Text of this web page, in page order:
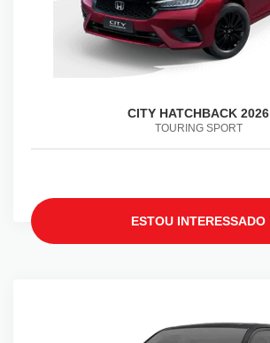
CITY HATCHBACK 2026
TOURING SPORT
ESTOU INTERESSADO